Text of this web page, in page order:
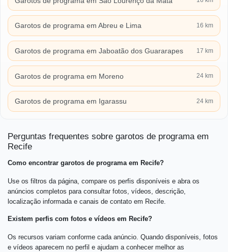
Garotos de programa em Abreu e Lima 16 km
Garotos de programa em Jaboatão dos Guararapes 17 km
Garotos de programa em Moreno 24 km
Garotos de programa em Igarassu 24 km
Perguntas frequentes sobre garotos de programa em
Recife
Como encontrar garotos de programa em Recife?
Use os filtros da página, compare os perfis disponíveis e abra os
anúncios completos para consultar fotos, vídeos, descrição,
localização informada e canais de contato em Recife.
Existem perfis com fotos e vídeos em Recife?
Os recursos variam conforme cada anúncio. Quando disponíveis, fotos
e vídeos aparecem no perfil e ajudam a conhecer melhor as